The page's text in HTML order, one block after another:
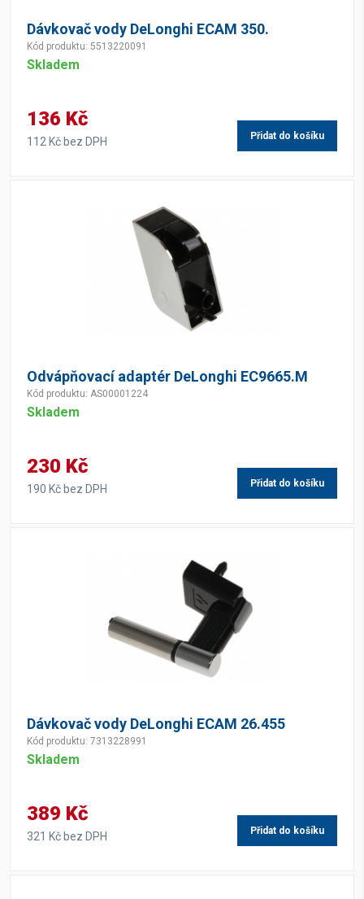
Dávkovač vody DeLonghi ECAM 350.
Kód produktu: 5513220091
Skladem
136 Kč
112 Kč bez DPH Přidat do košíku
Odvápňovací adaptér DeLonghi EC9665.M
Kód produktu: AS00001224
Skladem
230 Kč
190 Kč bez DPH Přidat do košíku
Dávkovač vody DeLonghi ECAM 26.455
Kód produktu: 7313228991
Skladem
389 Kč
321 Kč bez DPH Přidat do košíku